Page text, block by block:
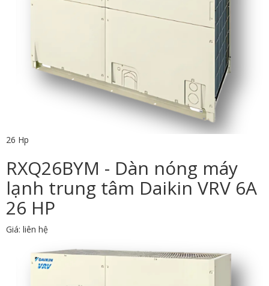
26 Hp
RXQ26BYM - Dàn nóng máy
lạnh trung tâm Daikin VRV 6A
26 HP
Giá: liên hệ